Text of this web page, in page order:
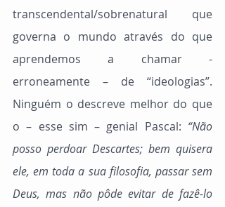
transcendental/sobrenatural que
governa o mundo através do que
aprendemos a chamar -
erroneamente – de “ideologias”.
Ninguém o descreve melhor do que
o – esse sim – genial Pascal: “Não
posso perdoar Descartes; bem quisera
ele, em toda a sua filosofia, passar sem
Deus, mas não pôde evitar de fazê-lo